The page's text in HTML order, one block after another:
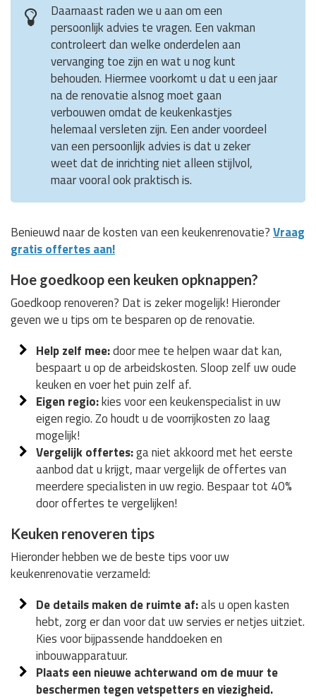
Daarnaast raden we u aan om een
persoonlijk advies te vragen. Een vakman
controleert dan welke onderdelen aan
vervanging toe zijn en wat u nog kunt
behouden. Hiermee voorkomt u dat u een jaar
na de renovatie alsnog moet gaan
verbouwen omdat de keukenkastjes
helemaal versleten zijn. Een ander voordeel
van een persoonlijk advies is dat u zeker
weet dat de inrichting niet alleen stijlvol,
maar vooral ook praktisch is.
Benieuwd naar de kosten van een keukenrenovatie?Vraag
gratis offertes aan!
Hoe goedkoop een keuken opknappen?
Goedkoop renoveren? Dat is zeker mogelijk! Hieronder
geven we u tips om te besparen op de renovatie.
Help zelf mee:door mee te helpen waar dat kan,
bespaart u op de arbeidskosten. Sloop zelf uw oude
keuken en voer het puin zelf af.
Eigen regio:kies voor een keukenspecialist in uw
eigen regio. Zo houdt u de voorrijkosten zo laag
mogelijk!
Vergelijk offertes:ga niet akkoord met het eerste
aanbod dat u krijgt, maar vergelijk de offertes van
meerdere specialisten in uw regio. Bespaar tot 40%
door offertes te vergelijken!
Keuken renoveren tips
Hieronder hebben we de beste tips voor uw
keukenrenovatie verzameld:
De details maken de ruimte af:als u open kasten
hebt, zorg er dan voor dat uw servies er netjes uitziet.
Kies voor bijpassende handdoeken en
inbouwapparatuur.
Plaats een nieuwe achterwand om de muur te
beschermen tegen vetspetters en viezigheid.